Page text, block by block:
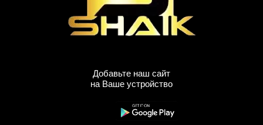
Добавьте наш сайт
на Ваше устройство